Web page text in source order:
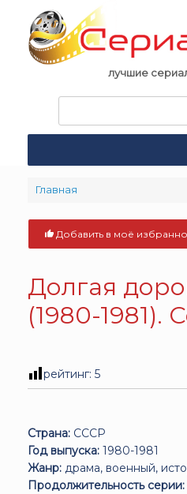
content
лучшие
поиска:
Главная
Добавить в моё
Долгая
(1980-1981).
рейтинг: 5
Страна: СССР
Год выпуска: 1980-1981
Жанр: драма, военный,
Продолжительность серии: